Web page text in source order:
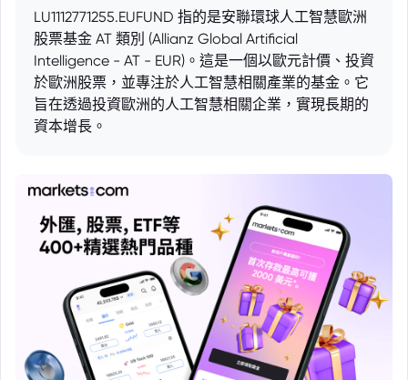
LU1112771255.EUFUND 指的是安聯環球人工智慧歐洲
股票基金 AT 類別 (Allianz Global Artificial
Intelligence - AT - EUR)。這是一個以歐元計價、投資
於歐洲股票，並專注於人工智慧相關產業的基金。它
旨在透過投資歐洲的人工智慧相關企業，實現長期的
資本增長。